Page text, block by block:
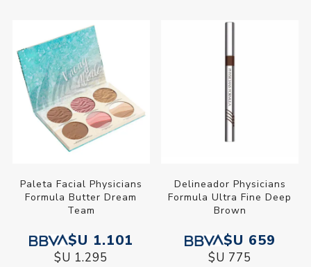
Paleta Facial Physicians
Formula Butter Dream
Team
$U 1.101
$U 1.295
Delineador Physicians
Formula Ultra Fine Deep
Brown
$U 659
$U 775